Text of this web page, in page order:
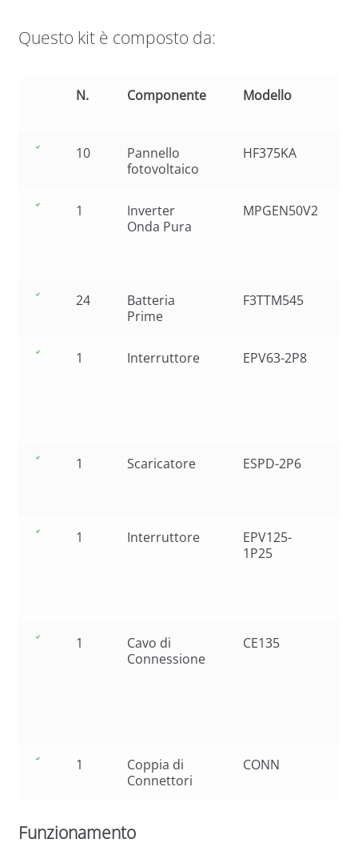
Questo kit è composto da:
N. Componente Modello
10
Pannello
fotovoltaico
HF375KA
1
Inverter
Onda Pura
MPGEN50V2
24
Batteria
Prime
F3TTM545
1 Interruttore EPV63-2P8
1 Scaricatore ESPD-2P6
1 Interruttore
EPV125-
1P25
1
Cavo di
Connessione
CE135
1
Coppia di
Connettori
CONN
Funzionamento